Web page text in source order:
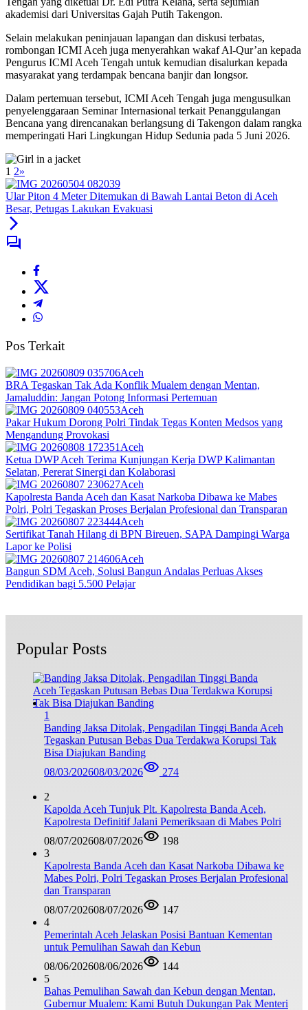
akademisi dari Universitas Gajah Putih Takengon.
Selain melakukan peninjauan lapangan dan diskusi terbatas,
rombongan ICMI Aceh juga menyerahkan wakaf Al-Qur’an kepada
Pengurus ICMI Aceh Tengah untuk kemudian disalurkan kepada
masyarakat yang terdampak bencana banjir dan longsor.
Dalam pertemuan tersebut, ICMI Aceh Tengah juga mengusulkan
penyelenggaraan Seminar Internasional terkait Penanggulangan
Bencana yang direncanakan berlangsung di Takengon dalam rangka
memperingati Hari Lingkungan Hidup Sedunia pada 5 Juni 2026.
1 2»
Ular Piton 4 Meter Ditemukan di Bawah Lantai Beton di Aceh
Besar, Petugas Lakukan Evakuasi
Pos Terkait
Aceh
BRA Tegaskan Tak Ada Konflik Mualem dengan Mentan,
Jamaluddin: Jangan Potong Informasi Pertemuan
Aceh
Pakar Hukum Dorong Polri Tindak Tegas Konten Medsos yang
Mengandung Provokasi
Aceh
Ketua DWP Aceh Terima Kunjungan Kerja DWP Kalimantan
Selatan, Pererat Sinergi dan Kolaborasi
Aceh
Kapolresta Banda Aceh dan Kasat Narkoba Dibawa ke Mabes
Polri, Polri Tegaskan Proses Berjalan Profesional dan Transparan
Aceh
Sertifikat Tanah Hilang di BPN Bireuen, SAPA Dampingi Warga
Lapor ke Polisi
Aceh
Bangun SDM Aceh, Solusi Bangun Andalas Perluas Akses
Pendidikan bagi 5.500 Pelajar
Popular Posts
1
Banding Jaksa Ditolak, Pengadilan Tinggi Banda Aceh
Tegaskan Putusan Bebas Dua Terdakwa Korupsi Tak
Bisa Diajukan Banding
08/03/202608/03/2026 274
2
Kapolda Aceh Tunjuk Plt. Kapolresta Banda Aceh,
Kapolresta Definitif Jalani Pemeriksaan di Mabes Polri
08/07/202608/07/2026
198
3
Kapolresta Banda Aceh dan Kasat Narkoba Dibawa ke
Mabes Polri, Polri Tegaskan Proses Berjalan Profesional
dan Transparan
08/07/202608/07/2026
147
4
Pemerintah Aceh Jelaskan Posisi Bantuan Kementan
untuk Pemulihan Sawah dan Kebun
08/06/202608/06/2026
144
5
Bahas Pemulihan Sawah dan Kebun dengan Mentan,
Gubernur Mualem: Kami Butuh Dukungan Pak Menteri